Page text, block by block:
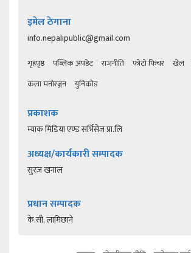
इमेल ठेगाना
info.nepalipublic@gmail.com
गृहपृष्ठ पब्लिक अपडेट राजनीति फोटो फिचर खेल
कला मनोरञ्जन
युनिकोड
प्रकाशक
म्याक मिडिया एण्ड सर्भिसेज प्रा.लि
अध्यक्ष/कार्यकारी सम्पादक
सुरज खनाल
प्रधान सम्पादक
के.सी. लामिछाने